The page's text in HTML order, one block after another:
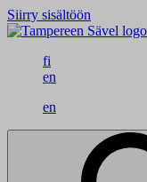
Siirry sisältöön
fi
en
en